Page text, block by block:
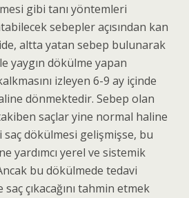
gibi tanı yöntemleri
sebepler açısından kan
altta yatan sebep bulunarak
yaygın dökülme yapan
izleyen 6-9 ay içinde
dönmektedir. Sebep olan
saçlar yine normal haline
saç dökülmesi gelişmişse, bu
yardımcı yerel ve sistemik
bu dökülmede tedavi
çıkacağını tahmin etmek